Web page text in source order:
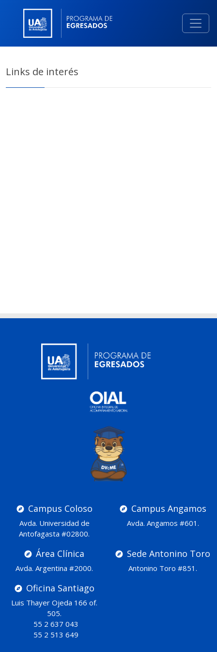
Links de interés
Campus Coloso
Avda. Universidad de
Antofagasta #02800.
Campus Angamos
Avda. Angamos #601.
Área Clínica
Avda. Argentina #2000.
Sede Antonino Toro
Antonino Toro #851.
Oficina Santiago
Luis Thayer Ojeda 166 of.
505.
55 2 637 043
55 2 513 649